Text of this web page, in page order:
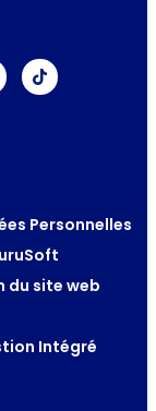
Personnelles
du site web
Intégré